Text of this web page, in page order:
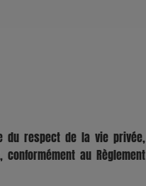
du respect de la vie privée,
au Règlement